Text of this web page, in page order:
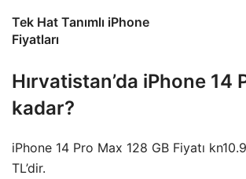
Tek Hat Tanımlı iPhone
Fiyatları
Hırvatistan’da iPhone 14
kadar?
iPhone 14 Pro Max 128 GB Fiyatı
TL’dir.